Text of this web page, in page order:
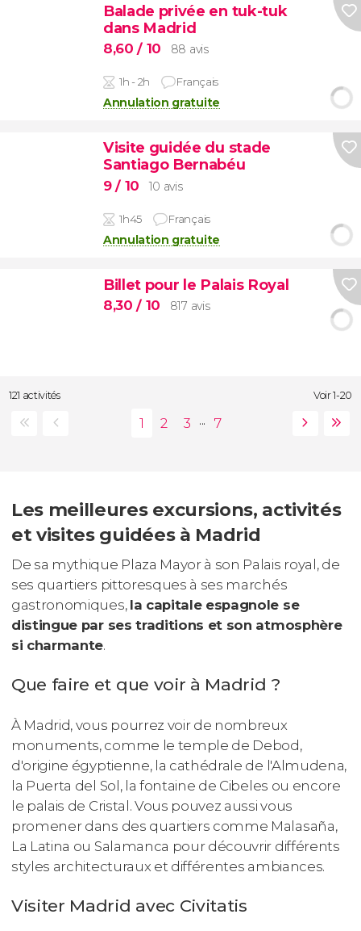
Balade privée en tuk-tuk
dans Madrid
8,60/ 10 88 avis
1h - 2h Français
Annulation gratuite
Visite guidée du stade
Santiago Bernabéu
9/ 10 10 avis
1h45 Français
Annulation gratuite
Billet pour le Palais Royal
8,30/ 10 817 avis
121 activités Voir 1-20
...
Les meilleures excursions, activités
et visites guidées à Madrid
De sa mythique Plaza Mayor à son Palais royal, de
ses quartiers pittoresques à ses marchés
gastronomiques, la capitale espagnole se
distingue par ses traditions et son atmosphère
si charmante.
Que faire et que voir à Madrid ?
À Madrid, vous pourrez voir de nombreux
monuments, comme le temple de Debod,
d'origine égyptienne, la cathédrale de l'Almudena,
la Puerta del Sol, la fontaine de Cibeles ou encore
le palais de Cristal. Vous pouvez aussi vous
promener dans des quartiers comme Malasaña,
La Latina ou Salamanca pour découvrir différents
styles architecturaux et différentes ambiances.
Visiter Madrid avec Civitatis